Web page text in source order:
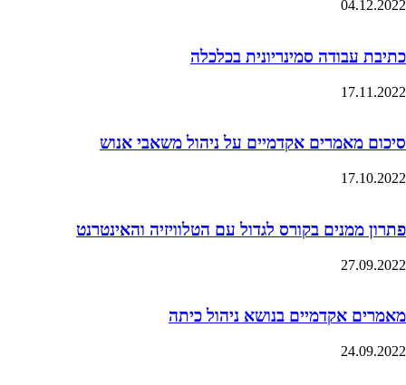
04.12.2022
כתיבת עבודה סמינריונית בכלכלה
17.11.2022
סיכום מאמרים אקדמיים על ניהול משאבי אנוש
17.10.2022
פתרון ממנים בקורס לגדול עם הטלוויזיה והאינטרנט
27.09.2022
מאמרים אקדמיים בנושא ניהול כיתה
24.09.2022